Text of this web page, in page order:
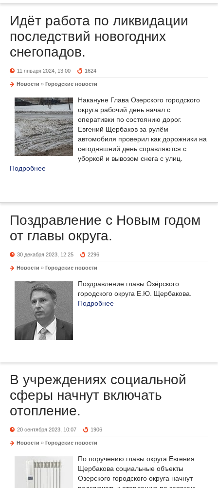
Идёт работа по ликвидации
последствий новогодних
снегопадов.
11 января 2024, 13:00 1624
Новости » Городские новости
Накануне Глава Озерского городского
округа рабочий день начал с
оперативки по состоянию дорог.
Евгений Щербаков за рулём
автомобиля проверил как дорожники на
сегодняшний день справляются с
уборкой и вывозом снега с улиц.
Подробнее
Поздравление с Новым годом
от главы округа.
30 декабря 2023, 12:25 2296
Новости » Городские новости
Поздравление главы Озёрского
городского округа Е.Ю. Щербакова.
Подробнее
В учреждениях социальной
сферы начнут включать
отопление.
20 сентября 2023, 10:07 1906
Новости » Городские новости
По поручению главы округа Евгения
Щербакова социальные объекты
Озерского городского округа начнут